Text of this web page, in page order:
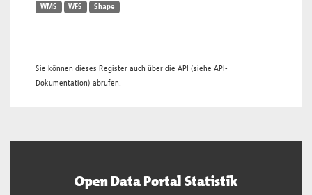
WMS WFS Shape
Sie können dieses Register auch über die API (siehe API-
Dokumentation) abrufen.
Open Data Portal Statistik